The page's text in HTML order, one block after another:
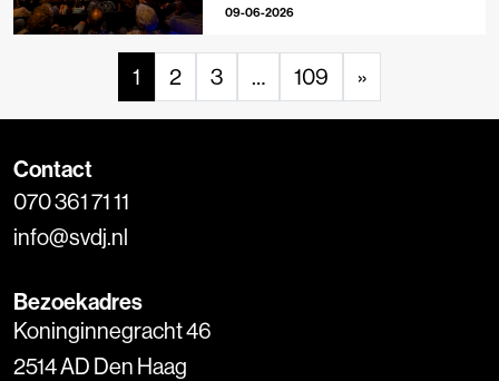
09-06-2026
1 2 3 … 109 »
Contact
070 361 71 11
info@svdj.nl
Bezoekadres
Koninginnegracht 46
2514 AD Den Haag